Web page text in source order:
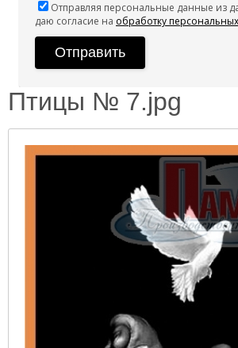
Отправляя персональные данные из
даю согласие на обработку
Птицы № 7.jpg